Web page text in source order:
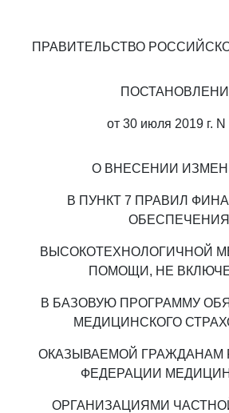
ПРАВИТЕЛЬСТВО
от 30 июля 2019 г. N
О ВНЕСЕНИИ
В ПУНКТ 7 ПРАВИЛ
ОБЕСПЕЧЕНИЯ
ВЫСОКОТЕХНОЛОГИЧНОЙ
ПОМОЩИ, НЕ
В БАЗОВУЮ ПРОГРАММУ
МЕДИЦИНСКОГО
ОКАЗЫВАЕМОЙ ГРАЖДАНАМ
ФЕДЕРАЦИИ
ОРГАНИЗАЦИЯМИ